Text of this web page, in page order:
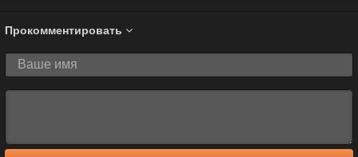
Прокомментировать